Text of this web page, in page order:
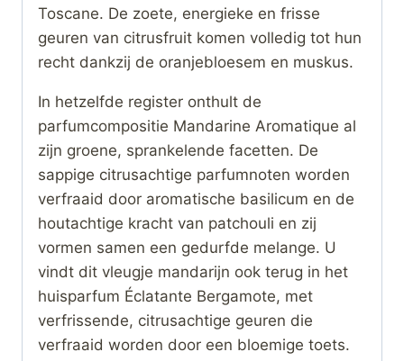
Toscane. De zoete, energieke en frisse
geuren van citrusfruit komen volledig tot hun
recht dankzij de oranjebloesem en muskus.
In hetzelfde register onthult de
parfumcompositie Mandarine Aromatique al
zijn groene, sprankelende facetten. De
sappige citrusachtige parfumnoten worden
verfraaid door aromatische basilicum en de
houtachtige kracht van patchouli en zij
vormen samen een gedurfde melange. U
vindt dit vleugje mandarijn ook terug in het
huisparfum Éclatante Bergamote, met
verfrissende, citrusachtige geuren die
verfraaid worden door een bloemige toets.